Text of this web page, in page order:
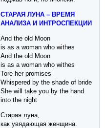
СТАРАЯ ЛУНА – ВРЕМЯ
АНАЛИЗА И ИНТРОСПЕКЦИИ
And the old Moon
is as a woman who withes
And the old Moon
is as a woman who withes
Tore her promises
Whispered by the shade of bride
She will take you by the hand
into the night
Старая луна,
как увядающая женщина.